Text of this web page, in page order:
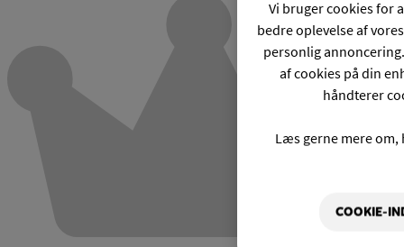
Vi bruger cookies for
bedre oplevelse af
personlig
af cookies på din
håndterer
Læs gerne mere
COOKIE-